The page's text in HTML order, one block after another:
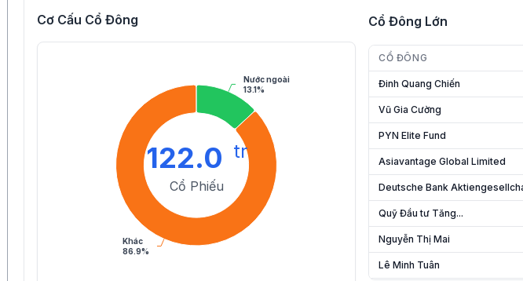
Cơ Cấu Cổ Đông
Nước ngoài
13.1%
Khác
86.9%
122.0 tr
Cổ Phiếu
Cổ Đông Lớn
CỔ ĐÔNG
Đinh Quang Chiến
Vũ Gia Cường
PYN Elite Fund
Asiavantage Global Limited
Deutsche Bank
Quỹ Đầu tư Tăng...
Nguyễn Thị Mai
Lê Minh Tuân